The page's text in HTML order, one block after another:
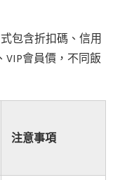
包含折扣碼、信用
VIP會員價，不同飯
注意事項